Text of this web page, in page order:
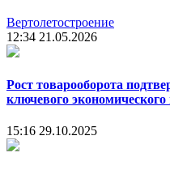
Вертолетостроение
12:34 21.05.2026
Рост товарооборота
ключевого
15:16 29.10.2025